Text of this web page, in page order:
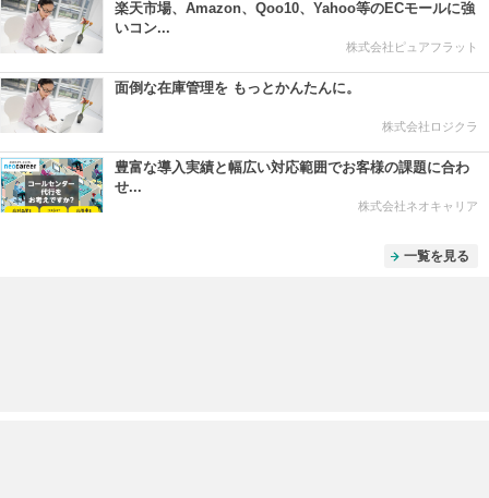
楽天市場、Amazon、Qoo10、Yahoo等のECモールに強
いコン...
株式会社ピュアフラット
面倒な在庫管理を もっとかんたんに。
株式会社ロジクラ
豊富な導入実績と幅広い対応範囲でお客様の課題に合わ
せ...
株式会社ネオキャリア
一覧を見る